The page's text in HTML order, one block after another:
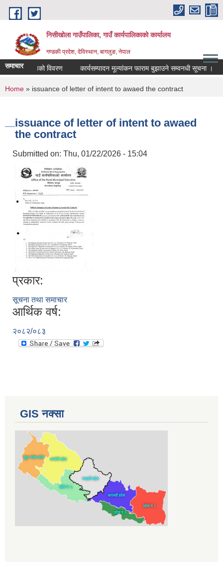
Skip to main content
निसीखोला गाउँपालिका, गाउँ कार्यपालिकाको कार्यालय
गण्डकी प्रदेश, देविस्थान, बागलुङ, नेपाल
समाचार
आय व्ययको विवरण कार्यसम्पादन मूल्यांकन फाराम बुझाउने सम्वनधी सूचना ।
You are here
Home » issuance of letter of intent to awaed the contract
issuance of letter of intent to awaed
the contract
Submitted on: Thu, 01/22/2026 - 15:04
प्रकार:
सूचना तथा समाचार
आर्थिक वर्ष:
२०८२/०८३
GIS नक्सा